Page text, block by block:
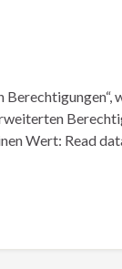
Wert: Read